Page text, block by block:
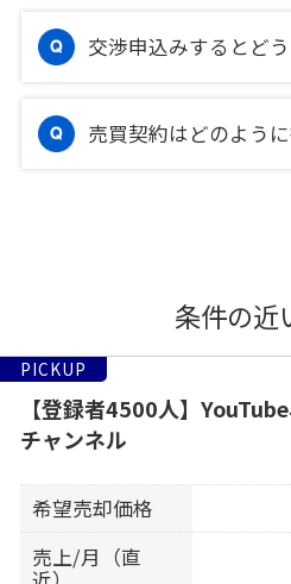
交渉申込みするとど
売買契約はどのよう
条件の近
PICKUP
【登録者4500人】
チャンネル
希望売却価格
売上/月（直